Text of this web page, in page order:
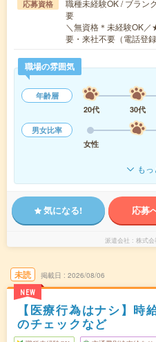
応募資格
職種未経験OK / ブラン
要
＼無資格＊未経験OK
要・来社不要（電話登
職場の雰囲気
年齢層
20代
30代
男女比率
女性
も
気になる! 応募
派遣会社 株式会
未読
NEW
掲載日 2026/08/06
【医療行為はナシ】時
のチェックなど